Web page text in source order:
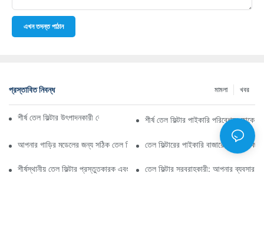
এখন তদন্ত পাঠান
প্রস্তাবিত নিবন্ধ খবর
মামলা
শীর্ষ তেল ফিল্টার উৎপাদনকারী কোম্পানি: একটি বিস্তৃত সারসংক্ষেপশীর্ষ তেল ফিল্টার পাইকারি পরিবেশক: কাকে
আপনার গাড়ির মডেলের জন্য সঠিক তেল ফিল্টার নির্বাচন করা: মূল বিবেচ্য বিষয়গুলি
তেল ফিল্টারের পাইকারি বাজারে নেভিগেট
শীর্ষস্থানীয় তেল ফিল্টার প্রস্তুতকারক এবং তাদের উদ্ভাবনের উপর স্পটলাইট
তেল ফিল্টার সরবরাহকারী: আপনার ব্যবসার